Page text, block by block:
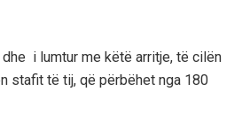
i lumtur me këtë arritje, të cilën
stafit të tij, që përbëhet nga 180